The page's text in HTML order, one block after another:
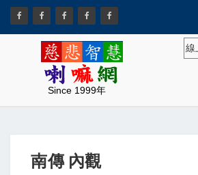
Since 1999年
線
南傳 內觀